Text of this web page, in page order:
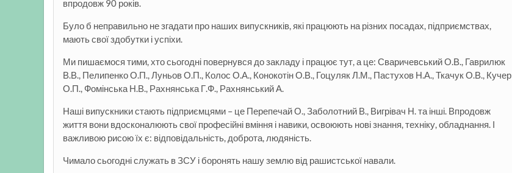
впродовж 90 років.
Було б неправильно не згадати про наших випускників, які працюють на різних посадах, підприємствах,
мають свої здобутки і успіхи.
Ми пишаємося тими, хто сьогодні повернувся до закладу і працює тут, а це: Сваричевський О.В., Гаврилюк
В.В., ПелипенкоО.П., Луньов О.П., Колос О.А., Конокотін О.В., Гоцуляк Л.М., Пастухов Н.А., Ткачук О.В., Кучер
О.П., Фомінська Н.В., Рахнянська Г.Ф., Рахнянський А.
Наші випускники стають підприємцями – це Перепечай О., Заболотний В., Вигрівач Н. та інші. Впродовж
життя вони вдосконалюють свої професійні вміння і навики, освоюють нові знання, техніку, обладнання. І
важливою рисою їх є: відповідальність, доброта, людяність.
Чимало сьогодні служать в ЗСУ і боронять нашу землю від рашистської навали.